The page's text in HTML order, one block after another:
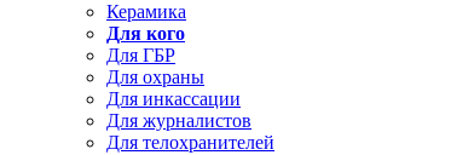
Керамика
Для кого
Для ГБР
Для охраны
Для инкассации
Для журналистов
Для телохранителей